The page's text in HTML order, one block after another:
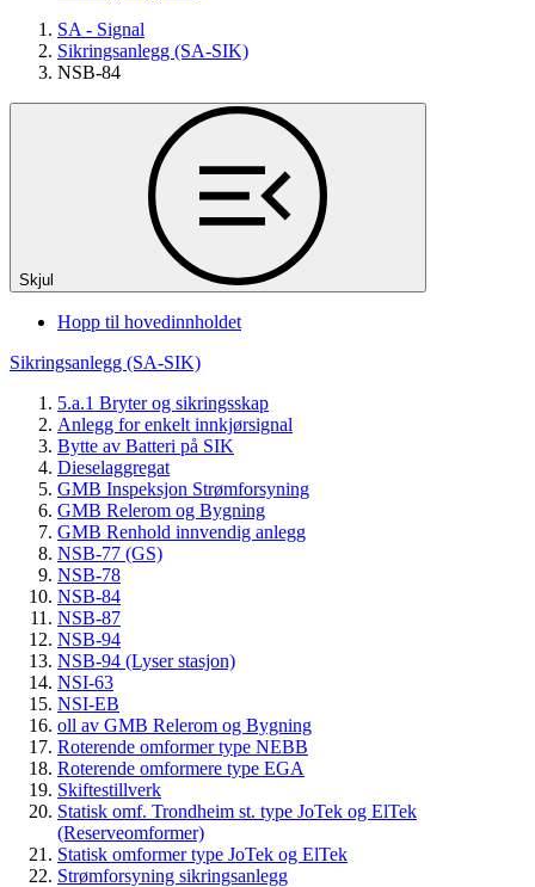
SA - Signal
Sikringsanlegg (SA-SIK)
NSB-84
Skjul
Hopp til hovedinnholdet
Sikringsanlegg (SA-SIK)
5.a.1 Bryter og sikringsskap
Anlegg for enkelt innkjørsignal
Bytte av Batteri på SIK
Dieselaggregat
GMB Inspeksjon Strømforsyning
GMB Relerom og Bygning
GMB Renhold innvendig anlegg
NSB-77 (GS)
NSB-78
NSB-84
NSB-87
NSB-94
NSB-94 (Lyser stasjon)
NSI-63
NSI-EB
oll av GMB Relerom og Bygning
Roterende omformer type NEBB
Roterende omformere type EGA
Skiftestillverk
Statisk omf. Trondheim st. type JoTek og ElTek
(Reserveomformer)
Statisk omformer type JoTek og ElTek
Strømforsyning sikringsanlegg